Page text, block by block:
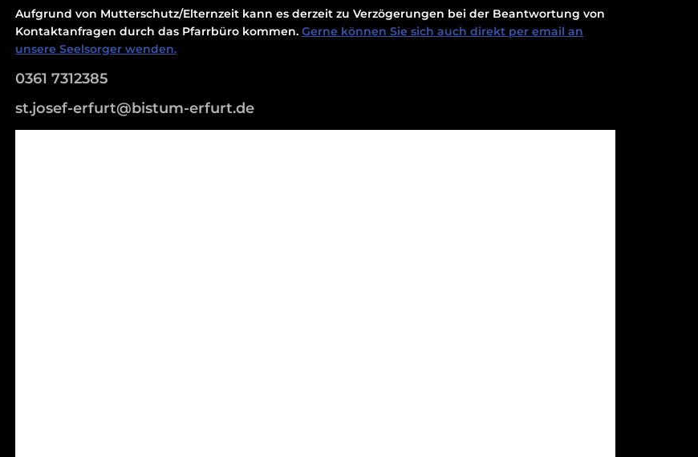
Aufgrund von Mutterschutz/Elternzeit kann es derzeit zu Verzögerungen bei der Beantwortung von
Kontaktanfragen durch das Pfarrbüro kommen. Gerne können Sie sich auch direkt per email an
unsere Seelsorger wenden.
0361 7312385
st.josef-erfurt@bistum-erfurt.de